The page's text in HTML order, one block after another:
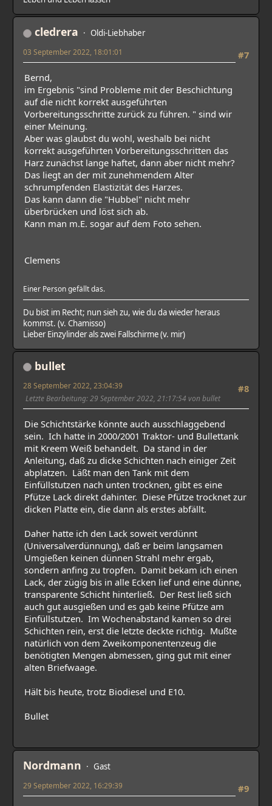
cledrera Oldi-Liebhaber
#7
03 September 2022, 18:01:01
Bernd,
im Ergebnis "sind Probleme mit der Beschichtung
auf die nicht korrekt ausgeführten
Vorbereitungsschritte zurück zu führen. " sind wir
einer Meinung.
Aber was glaubst du wohl, weshalb bei nicht
korrekt ausgeführten Vorbereitungsschritten das
Harz zunächst lange haftet, dann aber nicht mehr?
Das liegt an der mit zunehmendem Alter
schrumpfenden Elastizität des Harzes.
Das kann dann die "Hubbel" nicht mehr
überbrücken und löst sich ab.
Kann man m.E. sogar auf dem Foto sehen.
Clemens
Einer Person gefällt das.
Du bist im Recht; nun sieh zu, wie du da wieder heraus
kommst. (v. Chamisso)
Lieber Einzylinder als zwei Fallschirme (v. mir)
bullet
#8
28 September 2022, 23:04:39
Letzte Bearbeitung: 29 September 2022, 21:17:54 von bullet
Die Schichtstärke könnte auch ausschlaggebend
sein. Ich hatte in 2000/2001 Traktor- und Bullettank
mit Kreem Weiß behandelt. Da stand in der
Anleitung, daß zu dicke Schichten nach einiger Zeit
abplatzen. Läßt man den Tank mit dem
Einfüllstutzen nach unten trocknen, gibt es eine
Pfütze Lack direkt dahinter. Diese Pfütze trocknet zur
dicken Platte ein, die dann als erstes abfällt.
Daher hatte ich den Lack soweit verdünnt
(Universalverdünnung), daß er beim langsamen
Umgießen keinen dünnen Strahl mehr ergab,
sondern anfing zu tropfen. Damit bekam ich einen
Lack, der zügig bis in alle Ecken lief und eine dünne,
transparente Schicht hinterließ. Der Rest ließ sich
auch gut ausgießen und es gab keine Pfütze am
Einfüllstutzen. Im Wochenabstand kamen so drei
Schichten rein, erst die letzte deckte richtig. Mußte
natürlich von dem Zweikomponentenzeug die
benötigten Mengen abmessen, ging gut mit einer
alten Briefwaage.
Hält bis heute, trotz Biodiesel und E10.
Bullet
Nordmann Gast
#9
29 September 2022, 16:29:39